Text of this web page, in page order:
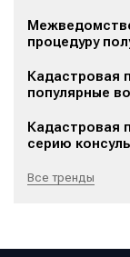
процедуру
Кадастровая
популярные
Кадастровая
серию
Все тренды